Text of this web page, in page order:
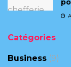
Catégories
Business (9)